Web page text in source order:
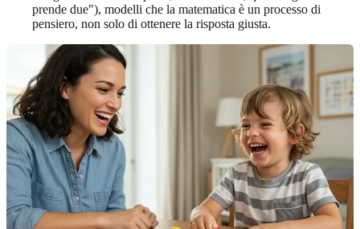
prende due"), modelli che la matematica è un processo di
pensiero, non solo di ottenere la risposta giusta.